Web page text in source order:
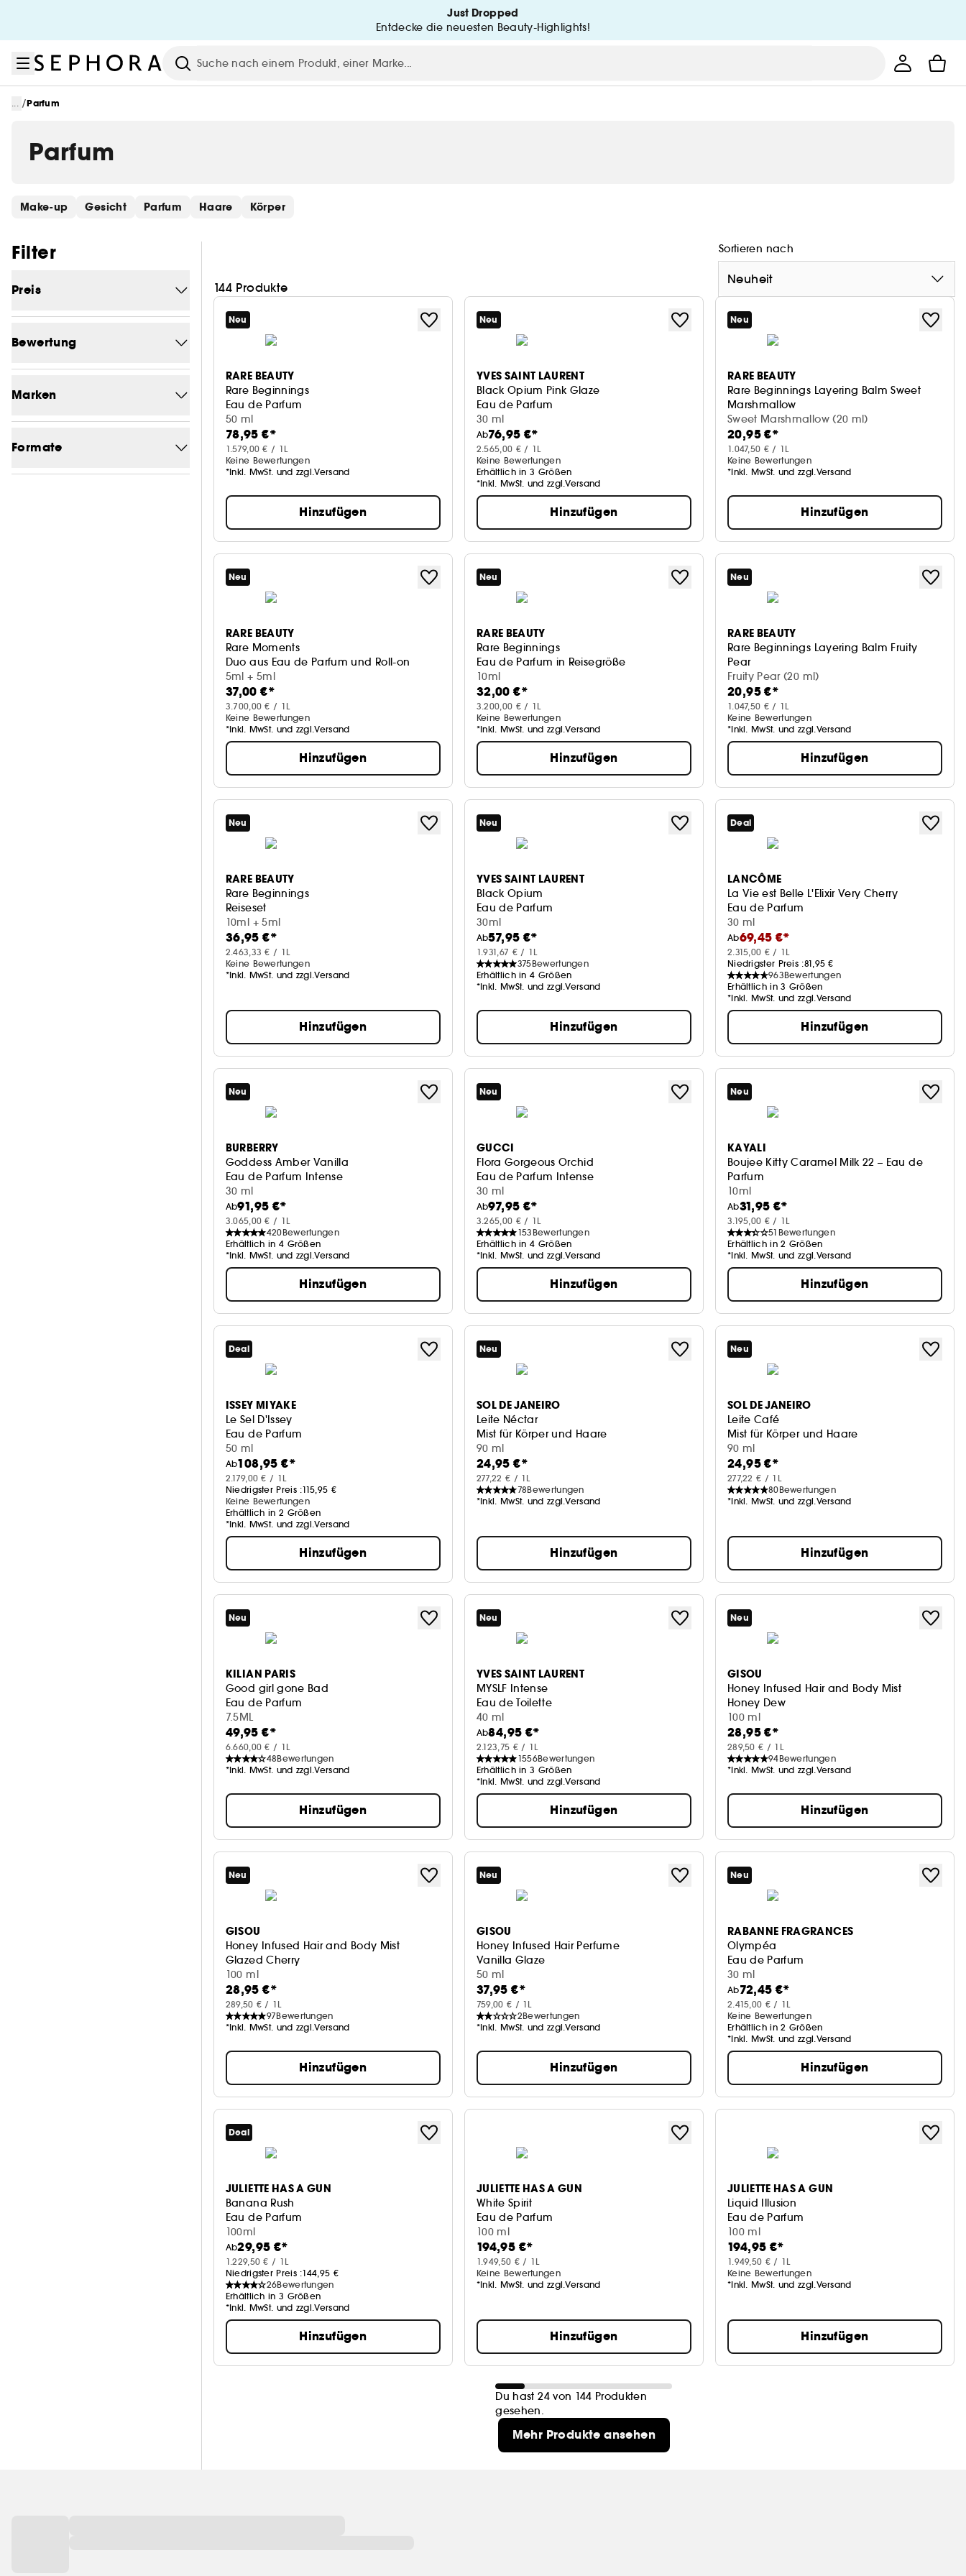
Just Dropped
Entdecke die neuesten Beauty-Highlights!
Suche
... /Parfum
Parfum
Schnelllinks überspringen
Make-up Gesicht Parfum Haare Körper
Filter
Preis
Bewertung
Marken
Formate
144 Produkte
Sortieren nach
Neuheit
Neu
RARE BEAUTY
Rare Beginnings
Eau de Parfum
50 ml
78,95 €*
1.579,00 € / 1L
Keine Bewertungen
*Inkl. MwSt. und zzgl.Versand
Hinzufügen
Neu
YVES SAINT LAURENT
Black Opium Pink Glaze
Eau de Parfum
30 ml
Ab76,95 €*
2.565,00 € / 1L
Keine Bewertungen
Erhältlich in 3 Größen
*Inkl. MwSt. und zzgl.Versand
Hinzufügen
Neu
RARE BEAUTY
Rare Beginnings Layering Balm Sweet
Marshmallow
Parfum-Balsam
Sweet Marshmallow (20 ml)
20,95 €*
1.047,50 € / 1L
Keine Bewertungen
*Inkl. MwSt. und zzgl.Versand
Hinzufügen
Neu
RARE BEAUTY
Rare Moments
Duo aus Eau de Parfum und Roll-on
5ml + 5ml
37,00 €*
3.700,00 € / 1L
Keine Bewertungen
*Inkl. MwSt. und zzgl.Versand
Hinzufügen
Neu
RARE BEAUTY
Rare Beginnings
Eau de Parfum in Reisegröße
10ml
32,00 €*
3.200,00 € / 1L
Keine Bewertungen
*Inkl. MwSt. und zzgl.Versand
Hinzufügen
Neu
RARE BEAUTY
Rare Beginnings Layering Balm Fruity
Pear
Parfum-Balsam
Fruity Pear (20 ml)
20,95 €*
1.047,50 € / 1L
Keine Bewertungen
*Inkl. MwSt. und zzgl.Versand
Hinzufügen
Neu
RARE BEAUTY
Rare Beginnings
Reiseset
10ml + 5ml
36,95 €*
2.463,33 € / 1L
Keine Bewertungen
*Inkl. MwSt. und zzgl.Versand
Hinzufügen
Neu
YVES SAINT LAURENT
Black Opium
Eau de Parfum
30ml
Ab57,95 €*
1.931,67 € / 1L
375Bewertungen
Erhältlich in 4 Größen
*Inkl. MwSt. und zzgl.Versand
Hinzufügen
Deal
LANCÔME
La Vie est Belle L'Elixir Very Cherry
Eau de Parfum
30 ml
Ab69,45 €*
2.315,00 € / 1L
Niedrigster Preis :81,95 €
963Bewertungen
Erhältlich in 3 Größen
*Inkl. MwSt. und zzgl.Versand
Hinzufügen
Neu
BURBERRY
Goddess Amber Vanilla
Eau de Parfum Intense
30 ml
Ab91,95 €*
3.065,00 € / 1L
420Bewertungen
Erhältlich in 4 Größen
*Inkl. MwSt. und zzgl.Versand
Hinzufügen
Neu
GUCCI
Flora Gorgeous Orchid
Eau de Parfum Intense
30 ml
Ab97,95 €*
3.265,00 € / 1L
153 Bewertungen
Erhältlich in 4 Größen
*Inkl. MwSt. und zzgl.Versand
Hinzufügen
Neu
KAYALI
Boujee Kitty Caramel Milk 22 – Eau de
Parfum
10ml
Ab31,95 €*
3.195,00 € / 1L
51 Bewertungen
Erhältlich in 2 Größen
*Inkl. MwSt. und zzgl.Versand
Hinzufügen
Deal
ISSEY MIYAKE
Le Sel D'Issey
Eau de Parfum
50 ml
Ab108,95 €*
2.179,00 € / 1L
Niedrigster Preis :115,95 €
Keine Bewertungen
Erhältlich in 2 Größen
*Inkl. MwSt. und zzgl.Versand
Hinzufügen
Neu
SOL DE JANEIRO
Leite Néctar
Mist für Körper und Haare
90 ml
24,95 €*
277,22 € / 1L
78Bewertungen
*Inkl. MwSt. und zzgl.Versand
Hinzufügen
Neu
SOL DE JANEIRO
Leite Café
Mist für Körper und Haare
90 ml
24,95 €*
277,22 € / 1L
80Bewertungen
*Inkl. MwSt. und zzgl.Versand
Hinzufügen
Neu
KILIAN PARIS
Good girl gone Bad
Eau de Parfum
7.5ML
49,95 €*
6.660,00 € / 1L
48Bewertungen
*Inkl. MwSt. und zzgl.Versand
Hinzufügen
Neu
YVES SAINT LAURENT
MYSLF Intense
Eau de Toilette
40 ml
Ab84,95 €*
2.123,75 € / 1L
1556Bewertungen
Erhältlich in 3 Größen
*Inkl. MwSt. und zzgl.Versand
Hinzufügen
Neu
GISOU
Honey Infused Hair and Body Mist
Honey Dew
100 ml
28,95 €*
289,50 € / 1L
94Bewertungen
*Inkl. MwSt. und zzgl.Versand
Hinzufügen
Neu
GISOU
Honey Infused Hair and Body Mist
Glazed Cherry
100 ml
28,95 €*
289,50 € / 1L
97Bewertungen
*Inkl. MwSt. und zzgl.Versand
Hinzufügen
Neu
GISOU
Honey Infused Hair Perfume
Vanilla Glaze
50 ml
37,95 €*
759,00 € / 1L
2Bewertungen
*Inkl. MwSt. und zzgl.Versand
Hinzufügen
Neu
RABANNE FRAGRANCES
Olympéa
Eau de Parfum
30 ml
Ab72,45 €*
2.415,00 € / 1L
Keine Bewertungen
Erhältlich in 2 Größen
*Inkl. MwSt. und zzgl.Versand
Hinzufügen
Deal
JULIETTE HAS A GUN
Banana Rush
Eau de Parfum
100ml
Ab29,95 €*
1.229,50 € / 1L
Niedrigster Preis :144,95 €
26Bewertungen
Erhältlich in 3 Größen
*Inkl. MwSt. und zzgl.Versand
Hinzufügen
JULIETTE HAS A GUN
White Spirit
Eau de Parfum
100 ml
194,95 €*
1.949,50 € / 1L
Keine Bewertungen
*Inkl. MwSt. und zzgl.Versand
Hinzufügen
JULIETTE HAS A GUN
Liquid Illusion
Eau de Parfum
100 ml
194,95 €*
1.949,50 € / 1L
Keine Bewertungen
*Inkl. MwSt. und zzgl.Versand
Hinzufügen
Du hast 24 von 144 Produkten
gesehen.
Mehr Produkte ansehen